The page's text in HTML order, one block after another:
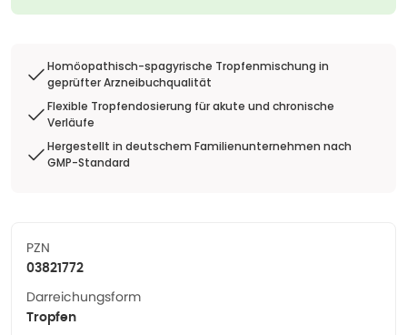
Homöopathisch-spagyrische Tropfenmischung in
geprüfter Arzneibuchqualität
Flexible Tropfendosierung für akute und chronische
Verläufe
Hergestellt in deutschem Familienunternehmen nach
GMP-Standard
PZN
03821772
Darreichungsform
Tropfen